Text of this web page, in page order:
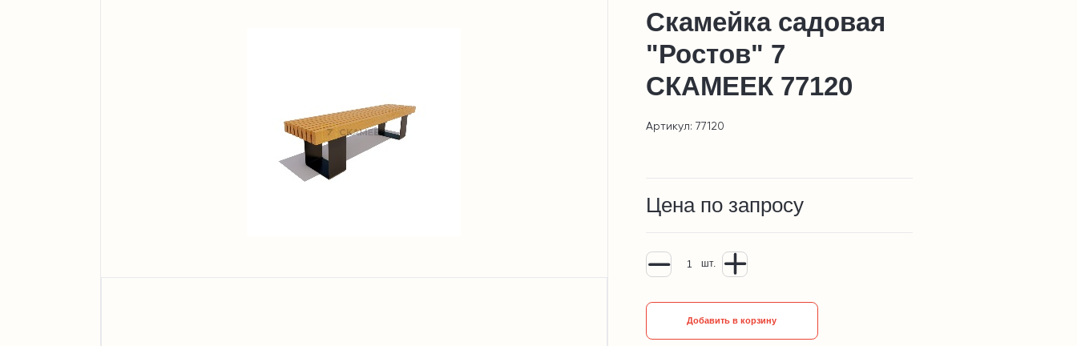
Скамейка садовая
"Ростов" 7
СКАМЕЕК 77120
Артикул: 77120
Цена по запросу
шт.
Добавить в корзину